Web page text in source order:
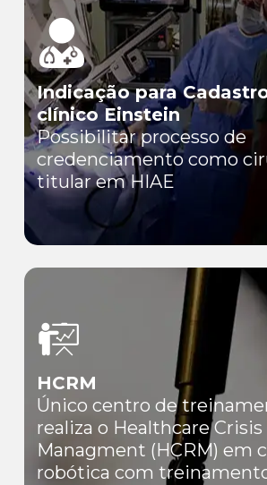
Indicação para
clínico Einstein
Possibilitar processo de
credenciamento como
titular em HIAE
HCRM
Único centro de
realiza o Healthcare
Managment (HCRM) em
robótica com